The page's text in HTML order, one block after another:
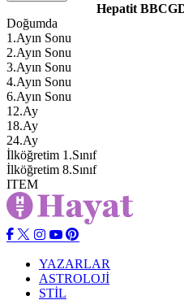
Hepatit B
Doğumda
1.Ayın Sonu
2.Ayın Sonu
3.Ayın Sonu
4.Ayın Sonu
6.Ayın Sonu
12.Ay
18.Ay
24.Ay
İlköğretim 1.Sınıf
İlköğretim 8.Sınıf
ITEM
YAZARLAR
ASTROLOJİ
STİL